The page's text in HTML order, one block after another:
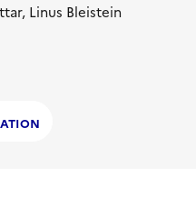
Linus Bleistein